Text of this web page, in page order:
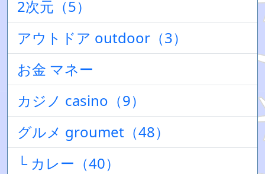
2次元（5）
アウトドア outdoor（3）
お金 マネー
カジノ casino（9）
グルメ groumet（48）
└ カレー（40）